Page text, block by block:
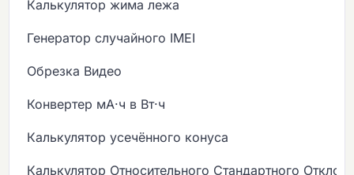
Калькулятор жима лежа
Генератор случайного IMEI
Обрезка Видео
Конвертер мА·ч в Вт·ч
Калькулятор усечённого конуса
Калькулятор Относительного Стандартного